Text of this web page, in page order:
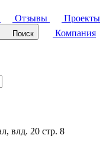
Отзывы
Проекты
Поиск
Компания
влд. 20 стр. 8